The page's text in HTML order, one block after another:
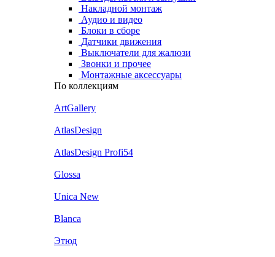
Накладной монтаж
Аудио и видео
Блоки в сборе
Датчики движения
Выключатели для жалюзи
Звонки и прочее
Монтажные аксессуары
По коллекциям
ArtGallery
AtlasDesign
AtlasDesign Profi54
Glossa
Unica New
Blanca
Этюд